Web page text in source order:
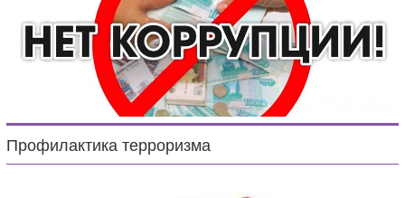
Профилактика терроризма